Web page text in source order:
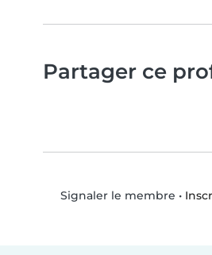
Partager ce
Signaler le membre •